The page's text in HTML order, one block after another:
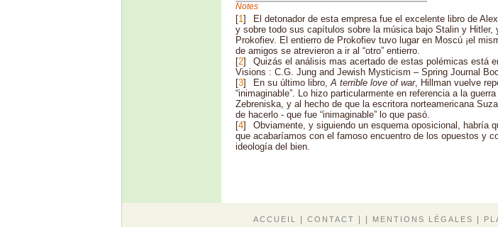
Notes
[1 ]
El detonador de esta empresa fue el excelente libro de
y sobre todo sus capítulos sobre la música bajo Stalin y
Prokofiev. El entierro de Prokofiev tuvo lugar en Moscú ¡el
de amigos se atrevieron a ir al “otro” entierro.
[2]
Quizás el análisis mas acertado de estas polémicas está
Visions : C.G. Jung and Jewish Mysticism – Spring Journal
[3] En su último libro, A terrible love of war, Hillman vuelve
“inimaginable”. Lo hizo particularmente en referencia a la
Zebreniska, y al hecho de que la escritora norteamericana
de hacerlo - que fue “inimaginable” lo que pasó.
[4]
Obviamente, y siguiendo un esquema oposicional, habría
que acabaríamos con el famoso encuentro de los opuestos y
ideología del bien.
ACCUEIL | CONTACT | | MENTIONS LÉGALES |